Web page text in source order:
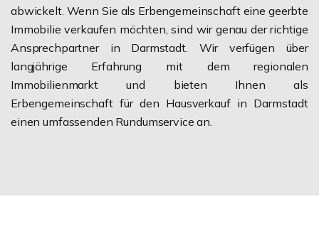
abwickelt. Wenn Sie als Erbengemeinschaft eine geerbte
Immobilie verkaufen möchten, sind wir genau der richtige
Ansprechpartner in Darmstadt. Wir verfügen über
langjährige Erfahrung mit dem regionalen
Immobilienmarkt und bieten Ihnen als
Erbengemeinschaft für den Hausverkauf in Darmstadt
einen umfassenden Rundumservice an.